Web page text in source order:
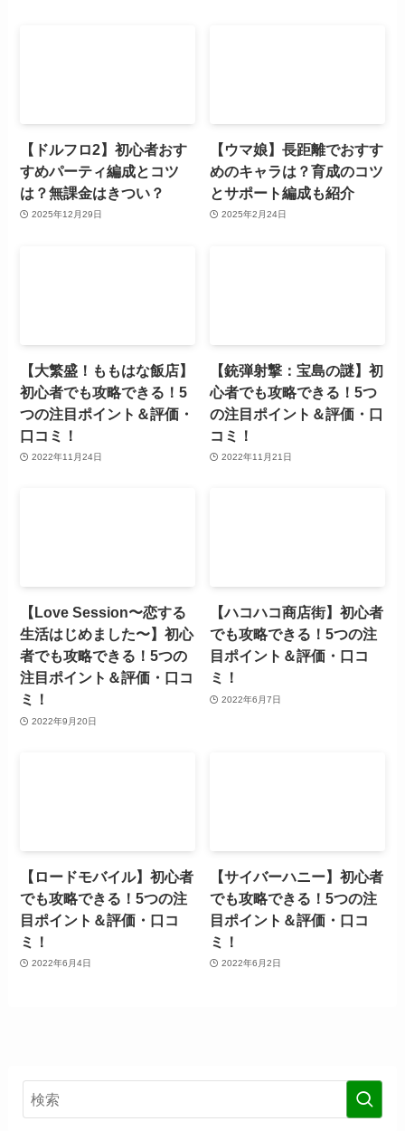
【ドルフロ2】初心者おす
すめパーティ編成とコツ
は？無課金はきつい？
2025年12月29日
【ウマ娘】長距離でおすす
めのキャラは？育成のコツ
とサポート編成も紹介
2025年2月24日
【大繁盛！ももはな飯店】
初心者でも攻略できる！5
つの注目ポイント＆評価・
口コミ！
2022年11月24日
【銃弾射撃：宝島の謎】初
心者でも攻略できる！5つ
の注目ポイント＆評価・口
コミ！
2022年11月21日
【Love Session〜恋する
生活はじめました〜】初心
者でも攻略できる！5つの
注目ポイント＆評価・口コ
ミ！
2022年9月20日
【ハコハコ商店街】初心者
でも攻略できる！5つの注
目ポイント＆評価・口コ
ミ！
2022年6月7日
【ロードモバイル】初心者
でも攻略できる！5つの注
目ポイント＆評価・口コ
ミ！
2022年6月4日
【サイバーハニー】初心者
でも攻略できる！5つの注
目ポイント＆評価・口コ
ミ！
2022年6月2日